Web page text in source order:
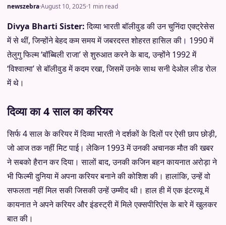
newszebra·August 10, 2025·1 min read
Divya Bharti Sister:दिव्या भारती बॉलीवुड की उन चुनिंदा एक्ट्रेसेस
में से थीं, जिन्होंने बेहद कम समय में जबरदस्त शोहरत हासिल की। 1990 में
तेलुगु फिल्म ‘बॉब्बिली राजा’ से शुरुआत करने के बाद, उन्होंने 1992 में
‘विश्वात्मा’ से बॉलीवुड में कदम रखा, जिसमें उनके साथ सनी देओल लीड रोल
में थे।
दिव्या का 4 साल का करियर
सिर्फ 4 साल के करियर में दिव्या भारती ने दर्शकों के दिलों पर ऐसी छाप छोड़ी,
जो आज तक नहीं मिट पाई। लेकिन 1993 में उनकी अचानक मौत की खबर
ने सबको हैरान कर दिया। सालों बाद, उनकी कजिन बहन कायनात अरोड़ा ने
भी फिल्मी दुनिया में अपना करियर बनाने की कोशिश की। हालांकि, उन्हें वो
सफलता नहीं मिल सकी जिसकी उन्हें उम्मीद थी। हाल ही में एक इंटरव्यू में
कायनात ने अपने करियर और इंडस्ट्री में मिले एक्सपीरिएंस के बारे में खुलकर
बात की।